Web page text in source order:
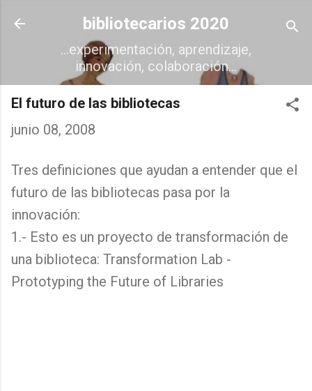
Ir al contenido principal
bibliotecarios 2020
...experimentación, aprendizaje,
innovación, colaboración...
El futuro de las bibliotecas
junio 08, 2008
Tres definiciones que ayudan a entender que el
futuro de las bibliotecas pasa por la
innovación:
1.- Esto es un proyecto de transformación de
una biblioteca: Transformation Lab -
Prototyping the Future of Libraries